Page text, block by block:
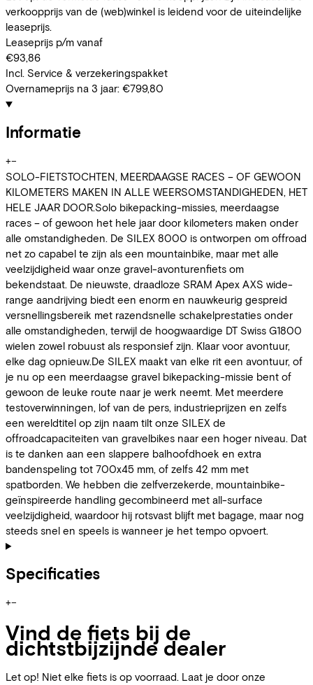
verkoopprijs van de (web)winkel is leidend voor de uiteindelijke
leaseprijs.
Leaseprijs p/m vanaf
€93,86
Incl. Service & verzekeringspakket
Overnameprijs na 3 jaar: €799,80
Informatie
+−
SOLO-FIETSTOCHTEN, MEERDAAGSE RACES – OF GEWOON
KILOMETERS MAKEN IN ALLE WEERSOMSTANDIGHEDEN, HET
HELE JAAR DOOR.Solo bikepacking-missies, meerdaagse
races – of gewoon het hele jaar door kilometers maken onder
alle omstandigheden. De SILEX 8000 is ontworpen om offroad
net zo capabel te zijn als een mountainbike, maar met alle
veelzijdigheid waar onze gravel-avonturenfiets om
bekendstaat. De nieuwste, draadloze SRAM Apex AXS wide-
range aandrijving biedt een enorm en nauwkeurig gespreid
versnellingsbereik met razendsnelle schakelprestaties onder
alle omstandigheden, terwijl de hoogwaardige DT Swiss G1800
wielen zowel robuust als responsief zijn. Klaar voor avontuur,
elke dag opnieuw.De SILEX maakt van elke rit een avontuur, of
je nu op een meerdaagse gravel bikepacking-missie bent of
gewoon de leuke route naar je werk neemt. Met meerdere
testoverwinningen, lof van de pers, industrieprijzen en zelfs
een wereldtitel op zijn naam tilt onze SILEX de
offroadcapaciteiten van gravelbikes naar een hoger niveau. Dat
is te danken aan een slappere balhoofdhoek en extra
bandenspeling tot 700x45 mm, of zelfs 42 mm met
spatborden. We hebben die zelfverzekerde, mountainbike-
geïnspireerde handling gecombineerd met all-surface
veelzijdigheid, waardoor hij rotsvast blijft met bagage, maar nog
steeds snel en speels is wanneer je het tempo opvoert.
Specificaties
+−
Vind de fiets bij de
dichtstbijzijnde dealer
Let op! Niet elke fiets is op voorraad. Laat je door onze